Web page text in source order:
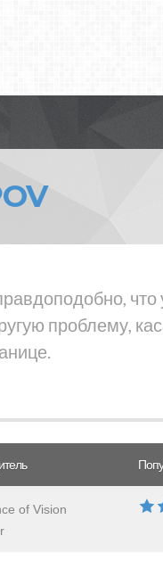
проблему,
of Vision